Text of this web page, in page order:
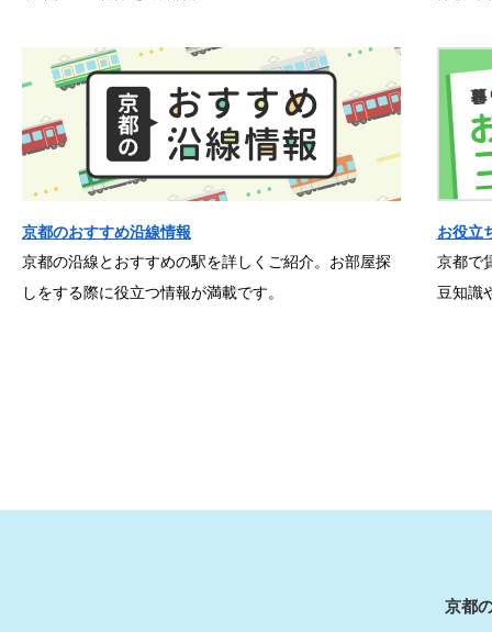
京都のおすすめ沿線情報
京都の沿線とおすすめの駅を詳しくご紹介。お部屋探
しをする際に役立つ情報が満載です。
お役立
京都で
豆知識
京都